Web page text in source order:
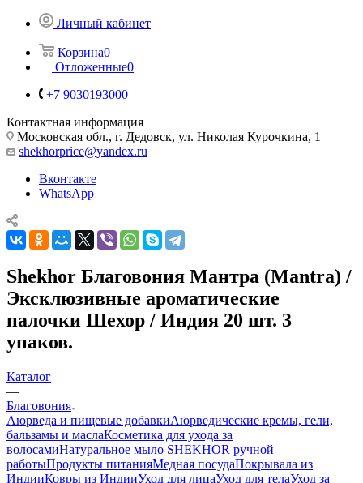
Личный кабинет
Корзина0
Отложенные0
+7 9030193000
Контактная информация
Московская обл., г. Дедовск, ул. Николая Курочкина, 1
shekhorprice@yandex.ru
Вконтакте
WhatsApp
Shekhor Благовония Мантра (Mantra) /
Эксклюзивные ароматические
палочки Шехор / Индия 20 шт. 3
упаков.
Каталог
—
Благовония
Аюрведа и пищевые добавкиАюрведические кремы, гели,
бальзамы и маслаКосметика для ухода за
волосамиНатуральное мыло SHEKHOR ручной
работыПродукты питанияМедная посудаПокрывала из
ИндииКовры из ИндииУход для лицаУход для телаУход за